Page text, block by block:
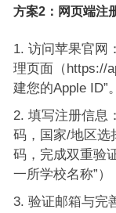
方案2：网页端注
访问苹果官网
理页面（https://
建您的Apple ID”。
填写注册信息
码，国家/地区选
码，完成双重验
一所学校名称”）
验证邮箱与完